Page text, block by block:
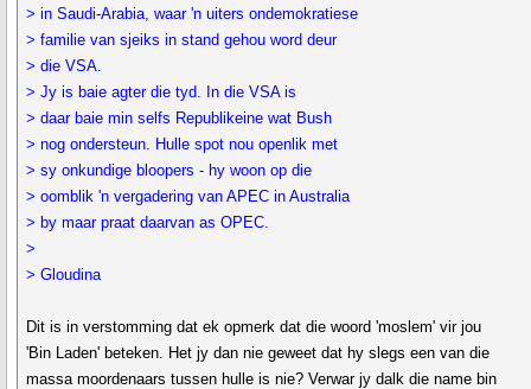
> in Saudi-Arabia, waar 'n uiters ondemokratiese
> familie van sjeiks in stand gehou word deur
> die VSA.
> Jy is baie agter die tyd. In die VSA is
> daar baie min selfs Republikeine wat Bush
> nog ondersteun. Hulle spot nou openlik met
> sy onkundige bloopers - hy woon op die
> oomblik 'n vergadering van APEC in Australia
> by maar praat daarvan as OPEC.
>
> Gloudina
Dit is in verstomming dat ek opmerk dat die woord 'moslem' vir jou
'Bin Laden' beteken. Het jy dan nie geweet dat hy slegs een van die
massa moordenaars tussen hulle is nie? Verwar jy dalk die name bin